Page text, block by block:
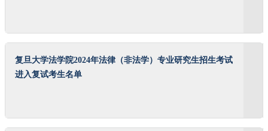
复旦大学法学院2024年法律（非法学）专业研究生招生考试
进入复试考生名单